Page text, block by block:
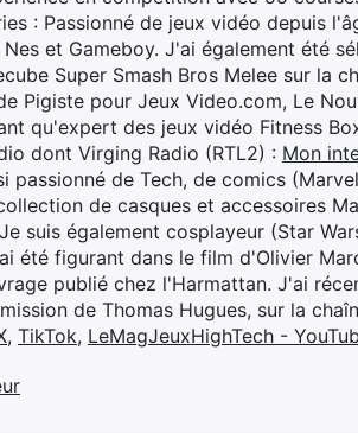
: Passionné de jeux vidéo depuis
et Gameboy. J'ai également été
Super Smash Bros Melee sur la
Pigiste pour Jeux Video.com, Le
qu'expert des jeux vidéo Fitness
dont Virging Radio (RTL2) : Mon
passionné de Tech, de comics
de casques et accessoires
suis également cosplayeur (Star
été figurant dans le film d'Olivier
publié chez l'Harmattan. J'ai
de Thomas Hugues, sur la
, TikTok, LeMagJeuxHighTech -